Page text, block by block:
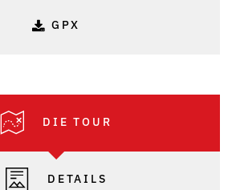
GPX
DIE TOUR
DETAILS